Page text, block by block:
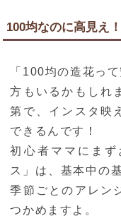
100均なのに高見え
「100均の造花っ
方もいるかもしれ
第で、インスタ映
できるんです！
初心者ママにま
ス」は、基本中の
季節ごとのアレン
つかめますよ。